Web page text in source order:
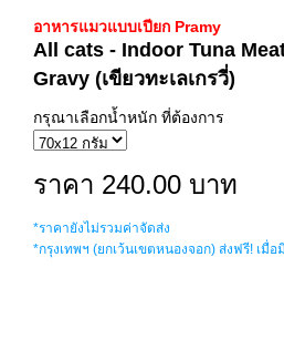
อาหารแมวแบบเปียก Pramy
All cats - Indoor Tuna
Gravy (เขียวทะเลเกรวี่)
กรุณาเลือกน้ำหนัก ที่ต้องการ
ราคา 240.00 บาท
*ราคายังไม่รวมค่าจัดส่ง
*กรุงเทพฯ (ยกเว้นเขตหนองจอก) ส่งฟรี! เมื่